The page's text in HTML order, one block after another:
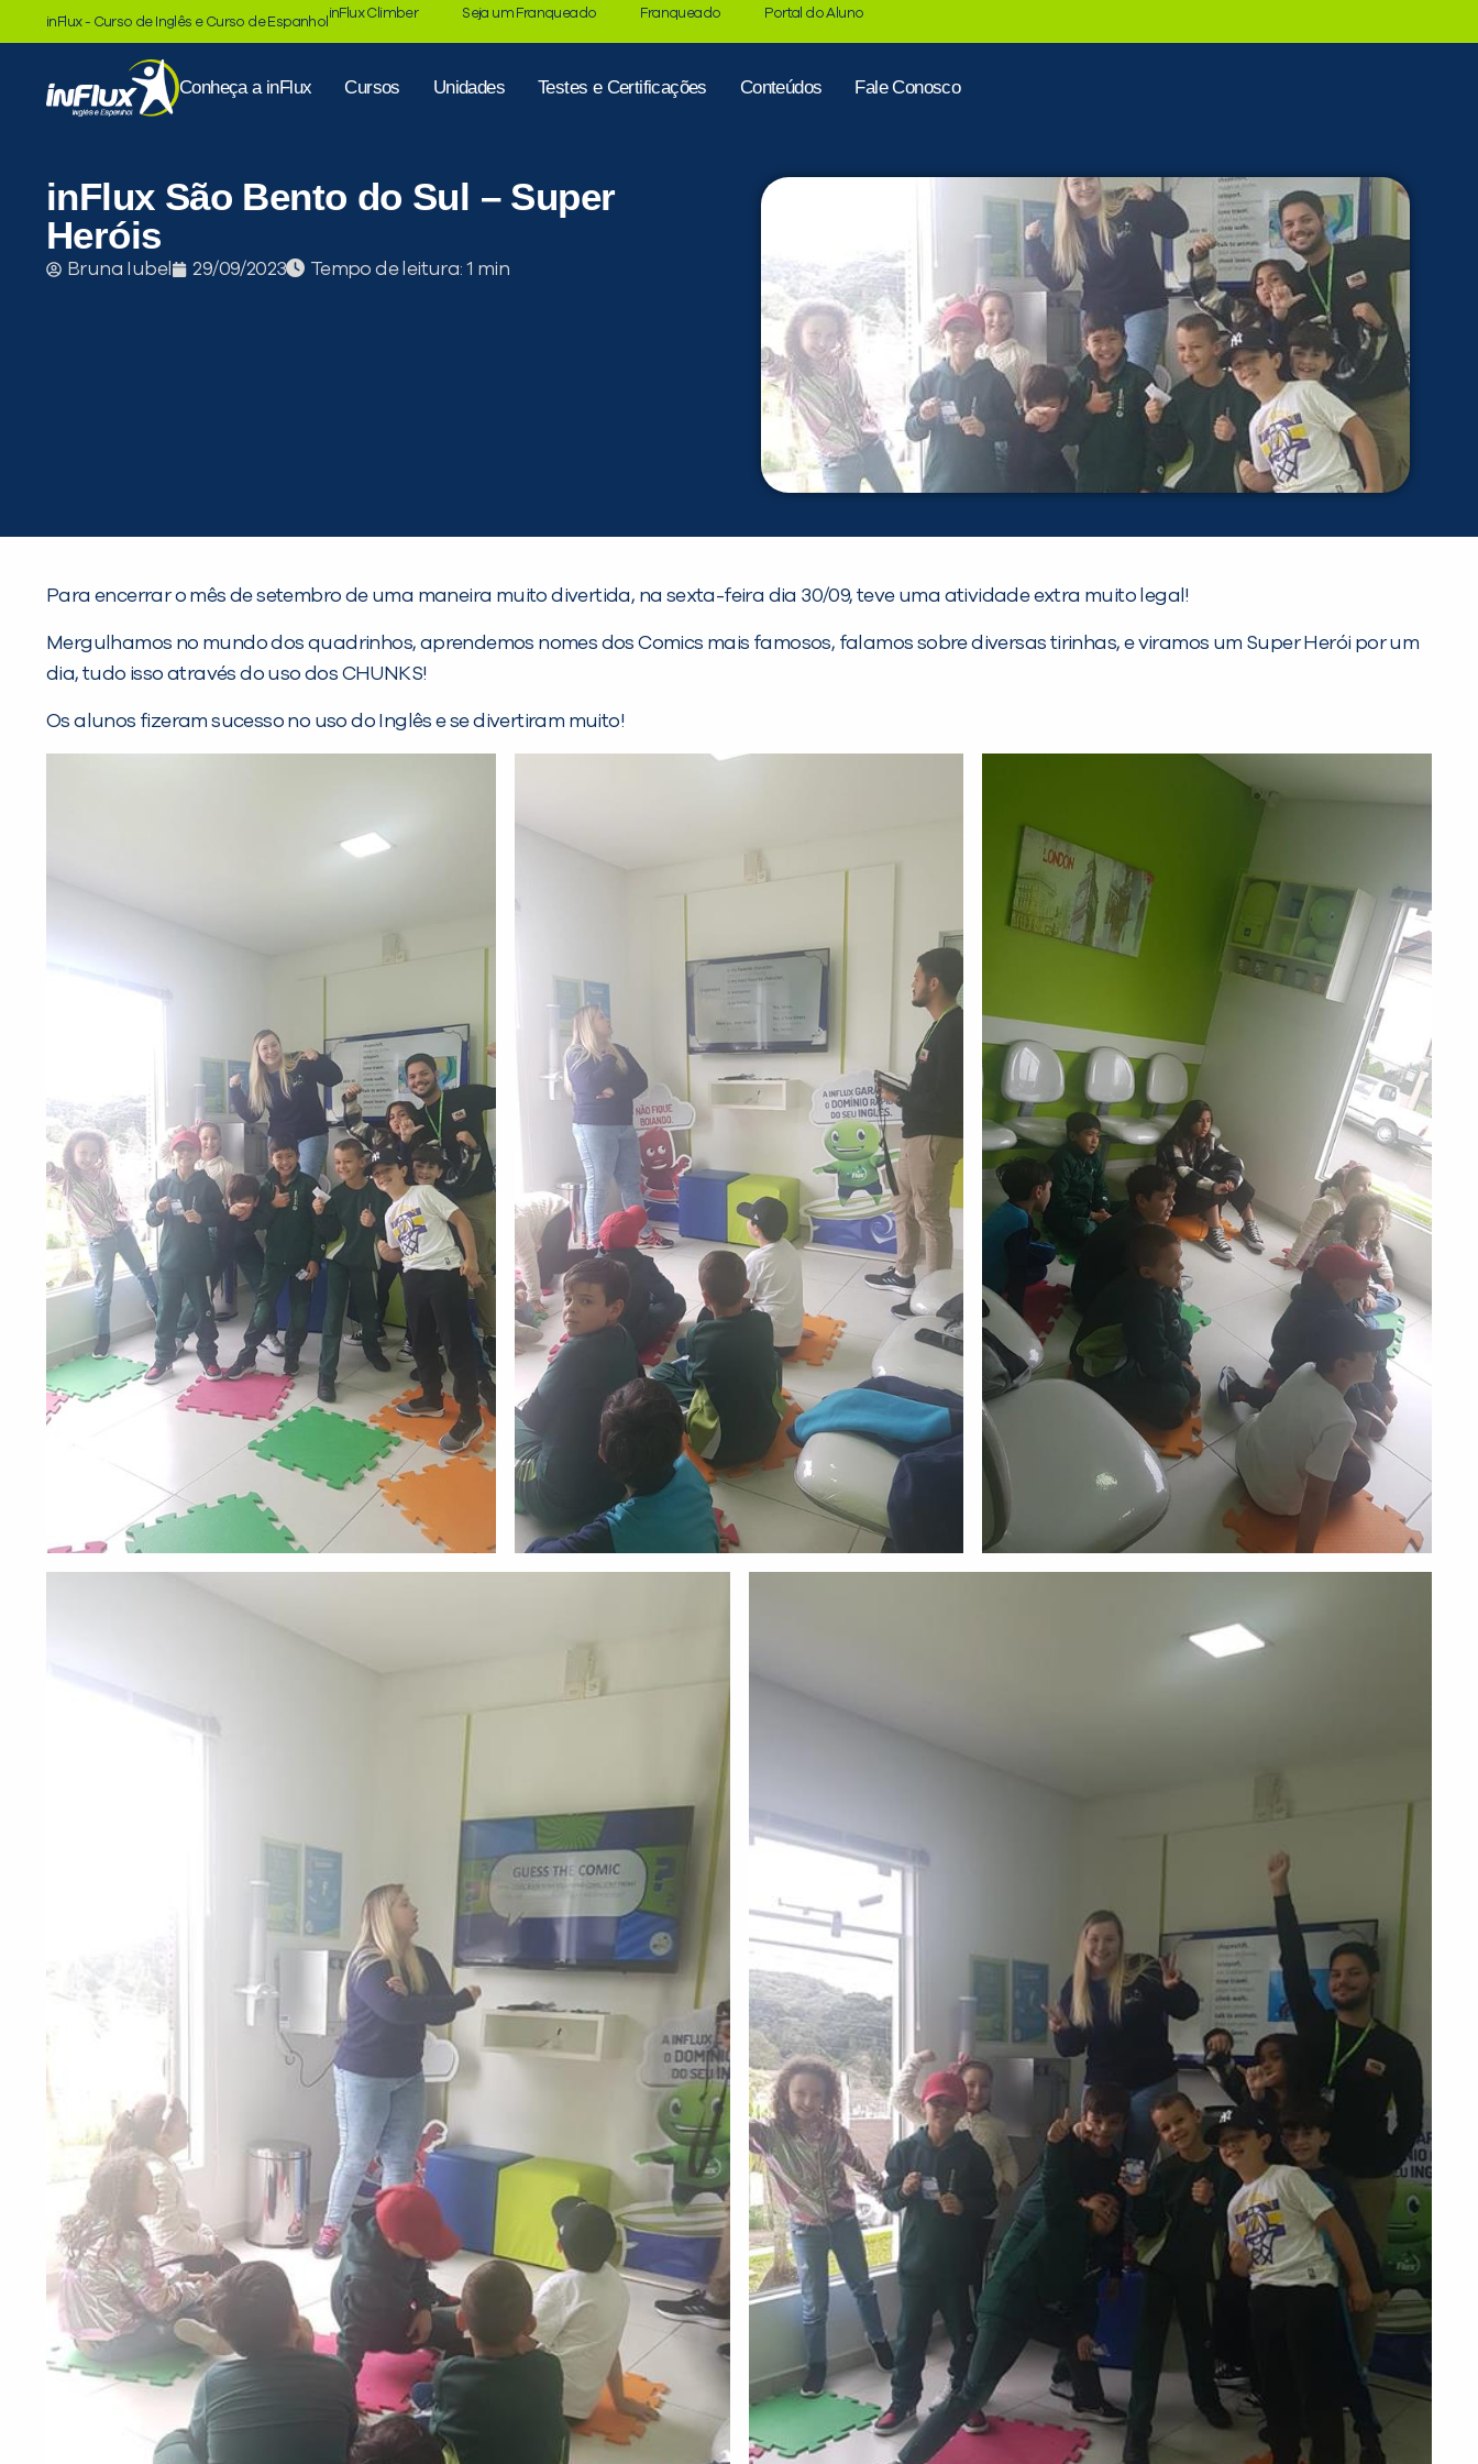
inFlux - Curso de Inglês e Curso de Espanhol
inFlux Climber Seja um Franqueado Franqueado Portal do Aluno
Conheça a inFlux Cursos Unidades Testes e Certificações Conteúdos Fale Conosco
inFlux São Bento do Sul – Super
Heróis
Bruna Iubel 29/09/2023 Tempo de leitura:
Para encerrar o mês de setembro de uma maneira muito divertida, na sexta-feira dia 30/09, teve uma atividade extra muito legal!
Mergulhamos no mundo dos quadrinhos, aprendemos nomes dos Comics mais famosos, falamos sobre diversas tirinhas, e viramos um Super Herói por um
dia, tudo isso através do uso dos CHUNKS!
Os alunos fizeram sucesso no uso do Inglês e se divertiram muito!